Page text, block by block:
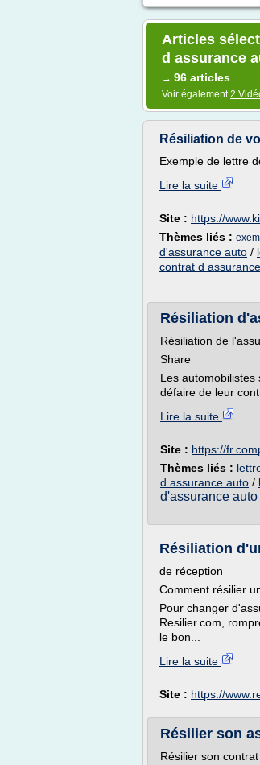
Articles
d assurance
→ 96 articles
Voir également2
Résiliation de
Exemple de lettre
Lire la suite
Site : https://
Thèmes liés :
d'assurance auto /
contrat d
Résiliation
Résiliation de
Share
Les
défaire de leur
Lire la suite
Site : https://
Thèmes liés :
d assurance auto /
d'assurance auto
Résiliation
de réception
Comment résilier
Pour changer
Resilier.com,
le bon...
Lire la suite
Site : https://
Résilier son
Résilier son